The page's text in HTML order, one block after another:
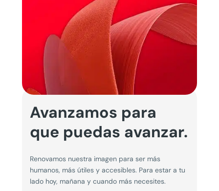
Avanzamos para
que puedas avanzar.
Renovamos nuestra imagen para ser más
humanos, más útiles y accesibles. Para estar a tu
lado hoy, mañana y cuando más necesites.